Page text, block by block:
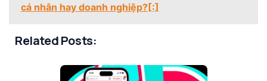
cá nhân hay doanh nghiệp?[:]
Related Posts: